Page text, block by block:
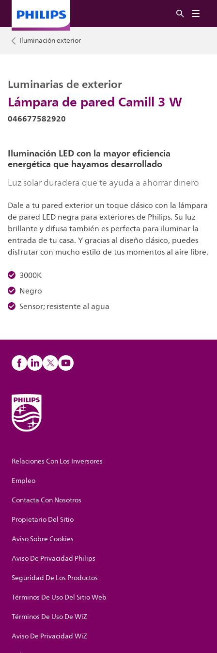
Iluminación exterior
Lámpara de pared Camill 3 W
Luminarias de exterior
046677582920
Iluminación LED con la mayor eficiencia
energética que hayamos desarrollado
Luz solar duradera que te ayuda a ahorrar dinero
Dale a tu pared exterior un toque clásico con la lámpara
de pared LED negra para exteriores de Philips. Su luz
brillante y difusa también es perfecta para iluminar la
entrada de tu casa. Y gracias al diseño clásico, puedes
disfrutar con mucho estilo de tus momentos al aire libre.
3000K
Negro
Sensor; resistente al agua
Relaciones Con Los Inversores
Empleo
Contacta Con Nosotros
Propietario Del Sitio
Aviso Sobre Cookies
Aviso De Privacidad Philips
Seguridad De Los Productos
Términos De Uso Del Sitio Web
Términos De Uso De WiZ
Aviso De Privacidad WiZ